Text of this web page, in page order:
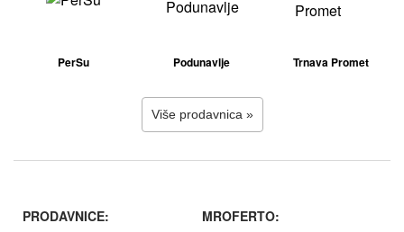
PerSu Podunavlje Trnava Promet
Više prodavnica »
PRODAVNICE:
MROFERTO: